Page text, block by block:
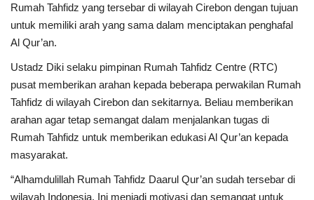
Rumah Tahfidz yang tersebar di wilayah Cirebon dengan tujuan
untuk memiliki arah yang sama dalam menciptakan penghafal
Al Qur’an.
Ustadz Diki selaku pimpinan Rumah Tahfidz Centre (RTC)
pusat memberikan arahan kepada beberapa perwakilan Rumah
Tahfidz di wilayah Cirebon dan sekitarnya. Beliau memberikan
arahan agar tetap semangat dalam menjalankan tugas di
Rumah Tahfidz untuk memberikan edukasi Al Qur’an kepada
masyarakat.
“Alhamdulillah Rumah Tahfidz Daarul Qur’an sudah tersebar di
wilayah Indonesia. Ini menjadi motivasi dan semangat untuk